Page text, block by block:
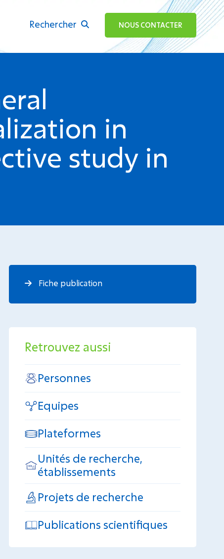
Rechercher
ok NOUS CONTACTER
in
study in
Fiche publication
Retrouvez aussi
Personnes
Equipes
Plateformes
Unités de recherche,
établissements
Projets de recherche
Publications scientifiques